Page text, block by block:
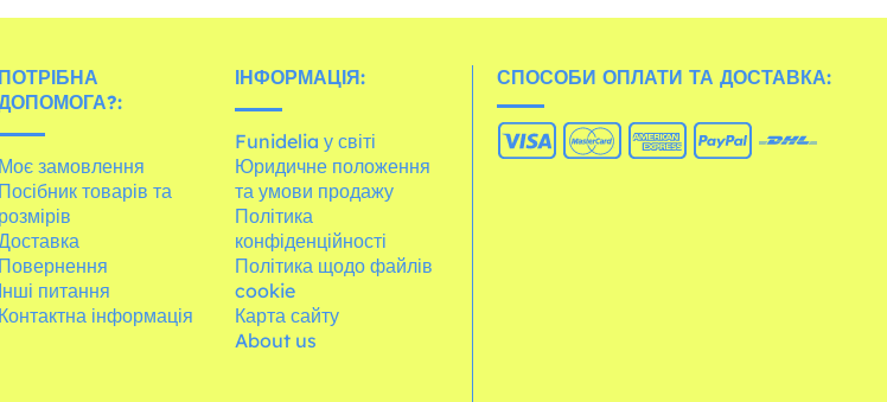
ПОТРІБНА
Моє замовлення
Посібник товарів та
розмірів
Повернення
Інші питання
Контактна інформація
ІНФОРМАЦІЯ:
Funidelia у світі
Юридичне положення
та умови продажу
Політика
конфіденційності
Політика щодо файлів
cookie
Карта сайту
About us
СПОСОБИ ОПЛАТИ ТА ДОСТАВКА: